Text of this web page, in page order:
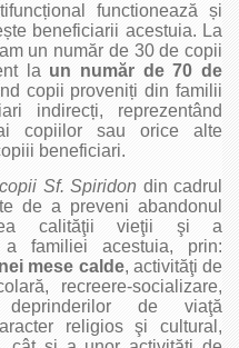
functionează și
beneficiarii acestuia. La
un număr de 30 de copii
la un număr de 70 de
copii proveniți din familii
indirecți, reprezentând
ai copiilor sau orice alte
beneficiari.
Sf. Spiridon din cadrul
de a preveni abandonul
calităţii vieţii şi a
familiei acestuia, prin:
mese calde, activităţi de
recreere-socializare,
de viaţă
religios şi cultural,